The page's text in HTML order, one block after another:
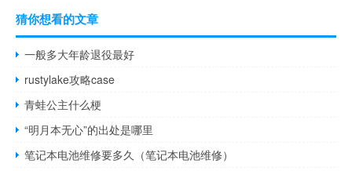
猜你想看的文章
一般多大年龄退役最好
rustylake攻略case
青蛙公主什么梗
“明月本无心”的出处是哪里
笔记本电池维修要多久（笔记本电池维修）